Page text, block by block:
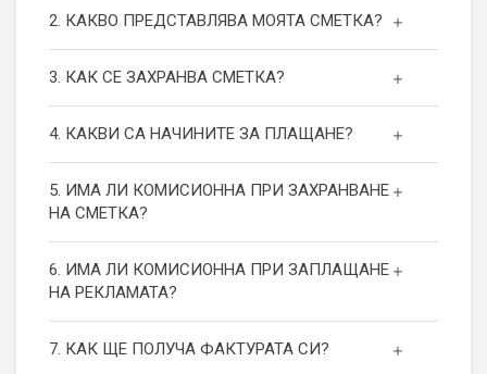
2. КАКВО ПРЕДСТАВЛЯВА МОЯТА СМЕТКА?
3. КАК СЕ ЗАХРАНВА СМЕТКА?
4. КАКВИ СА НАЧИНИТЕ ЗА ПЛАЩАНЕ?
5. ИМА ЛИ КОМИСИОННА ПРИ ЗАХРАНВАНЕ
НА СМЕТКА?
6. ИМА ЛИ КОМИСИОННА ПРИ ЗАПЛАЩАНЕ
НА РЕКЛАМАТА?
7. КАК ЩЕ ПОЛУЧА ФАКТУРАТА СИ?